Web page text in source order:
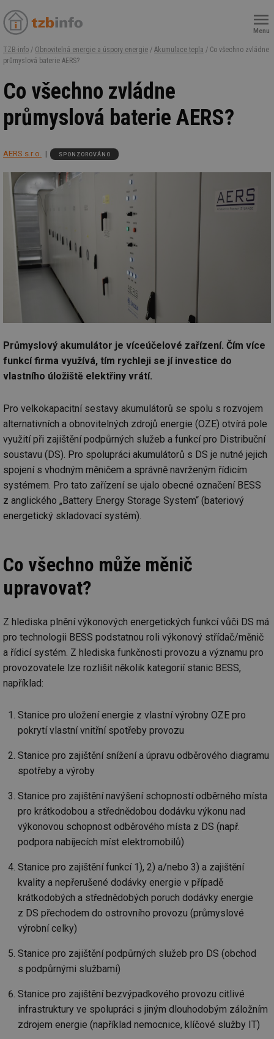
Menu
TZB-info / Obnovitelná energie a úspory energie / Akumulace tepla / Co všechno zvládne
průmyslová baterie AERS?
Co všechno zvládne
průmyslová baterie AERS?
AERS s.r.o. SPONZOROVÁNO
Průmyslový akumulátor je víceúčelové zařízení. Čím více
funkcí firma využívá, tím rychleji se jí investice do
vlastního úložiště elektřiny vrátí.
Pro velkokapacitní sestavy akumulátorů se spolu s rozvojem
alternativních a obnovitelných zdrojů energie (OZE) otvírá pole
využití při zajištění podpůrných služeb a funkcí pro Distribuční
soustavu (DS). Pro spolupráci akumulátorů s DS je nutné jejich
spojení s vhodným měničem a správně navrženým řídicím
systémem. Pro tato zařízení se ujalo obecné označení BESS
z anglického „Battery Energy Storage System“ (bateriový
energetický skladovací systém).
Co všechno může měnič
upravovat?
Z hlediska plnění výkonových energetických funkcí vůči DS má
pro technologii BESS podstatnou roli výkonový střídač/měnič
a řídicí systém. Z hlediska funkčnosti provozu a významu pro
provozovatele lze rozlišit několik kategorií stanic BESS,
například:
Stanice pro uložení energie z vlastní výrobny OZE pro
pokrytí vlastní vnitřní spotřeby provozu
Stanice pro zajištění snížení a úpravu odběrového diagramu
spotřeby a výroby
Stanice pro zajištění navýšení schopností odběrného místa
pro krátkodobou a střednědobou dodávku výkonu nad
výkonovou schopnost odběrového místa z DS (např.
podpora nabíjecích míst elektromobilů)
Stanice pro zajištění funkcí 1), 2) a/nebo 3) a zajištění
kvality a nepřerušené dodávky energie v případě
krátkodobých a střednědobých poruch dodávky energie
z DS přechodem do ostrovního provozu (průmyslové
výrobní celky)
Stanice pro zajištění podpůrných služeb pro DS (obchod
s podpůrnými službami)
Stanice pro zajištění bezvýpadkového provozu citlivé
infrastruktury ve spolupráci s jiným dlouhodobým záložním
zdrojem energie (například nemocnice, klíčové služby IT)